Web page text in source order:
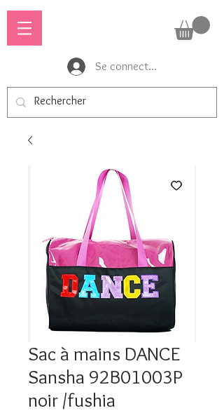
Se connecter
Sac à mains DANCE
Sansha 92B01003P
noir /fushia